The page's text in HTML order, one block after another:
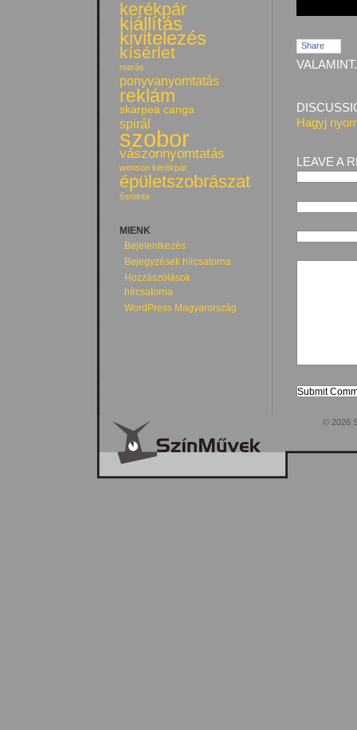
Share
Hagyj
LEAVE A
kerékpár
kiállítás
kivitelezés
kísérlet
marás
ponyvanyomtatás
reklám
skarpea canga
spirál
szobor
vászonnyomtatás
wenson kerékpár
épületszobrászat
ősminta
MIENK
Bejelentkezés
Bejegyzések hírcsatorna
Hozzászólások
hírcsatorna
WordPress Magyarország
© 2026